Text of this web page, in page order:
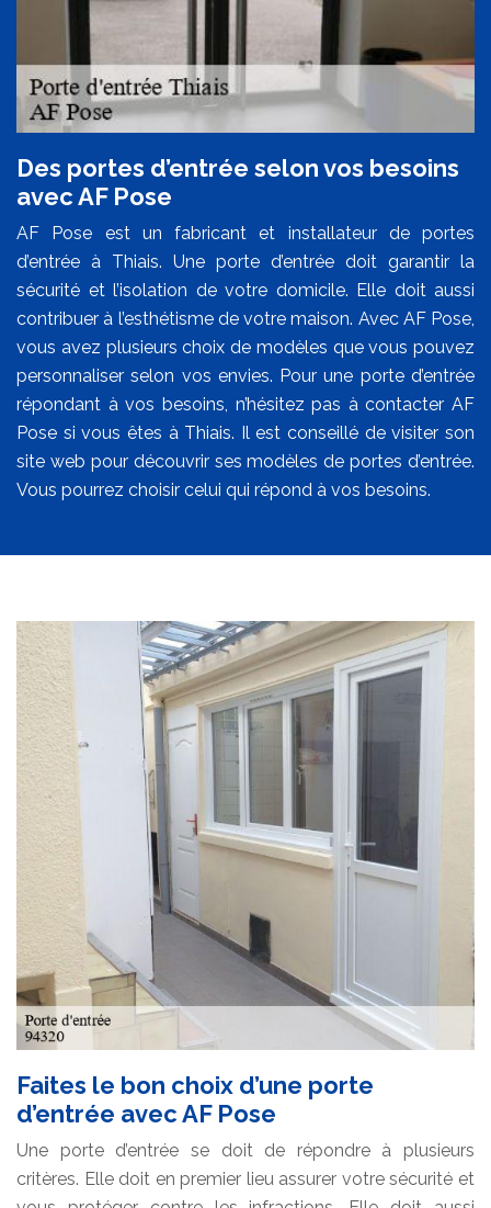
Des portes d’entrée selon vos besoins
avec AF Pose
AF Pose est un fabricant et installateur de portes
d’entrée à Thiais. Une porte d’entrée doit garantir la
sécurité et l’isolation de votre domicile. Elle doit aussi
contribuer à l’esthétisme de votre maison. Avec AF Pose,
vous avez plusieurs choix de modèles que vous pouvez
personnaliser selon vos envies. Pour une porte d’entrée
répondant à vos besoins, n’hésitez pas à contacter AF
Pose si vous êtes à Thiais. Il est conseillé de visiter son
site web pour découvrir ses modèles de portes d’entrée.
Vous pourrez choisir celui qui répond à vos besoins.
Faites le bon choix d’une porte
d’entrée avec AF Pose
Une porte d’entrée se doit de répondre à plusieurs
critères. Elle doit en premier lieu assurer votre sécurité et